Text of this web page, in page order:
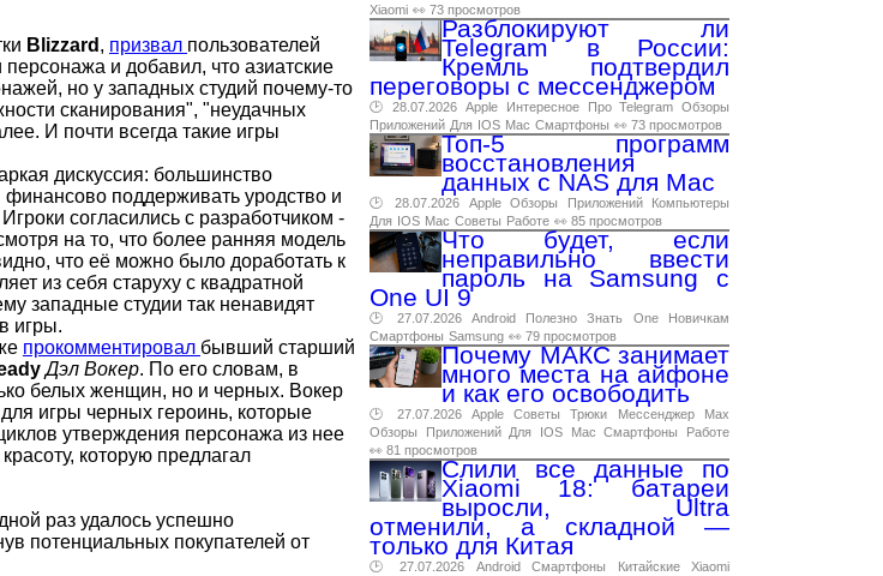
Blizzard , призвал пользователей
и добавил, что азиатские
но у западных студий почему-то
сканирования", "неудачных
И почти всегда такие игры
дискуссия: большинство
финансово поддерживать уродство и
согласились с разработчиком -
на то, что более ранняя модель
что её можно было доработать к
из себя старуху с квадратной
западные студии так ненавидят
игры.
прокомментировал бывший старший
Дэл Вокер. По его словам, в
белых женщин, но и черных. Вокер
игры черных героинь, которые
утверждения персонажа из нее
которую предлагал
раз удалось успешно
потенциальных покупателей от
Xiaomi 👀 73 просмотров
Разблокируют ли
Telegram в России:
Кремль подтвердил
переговоры с мессенджером
🕑 28.07.2026 Apple Интересное Про Telegram Обзоры
Приложений Для IOS Mac Смартфоны 👀 73 просмотров
Топ-5 программ
восстановления
данных с NAS для Mac
🕑 28.07.2026 Apple Обзоры Приложений
Компьютеры
Для IOS Mac Советы Работе 👀 85 просмотров
Что будет, если
неправильно ввести
пароль на Samsung с
One UI 9
🕑 27.07.2026 Android Полезно Знать One
Новичкам
Смартфоны Samsung 👀 79 просмотров
Почему МАКС занимает
много места на айфоне
и как его освободить
🕑 27.07.2026 Apple Советы Трюки Мессенджер
Max
Обзоры
Приложений Для IOS Mac Смартфоны
Работе
👀 81 просмотров
Слили все данные по
Xiaomi 18: батареи
выросли, Ultra
отменили, а складной —
только для Китая
🕑 27.07.2026 Android Смартфоны Китайские
Xiaomi